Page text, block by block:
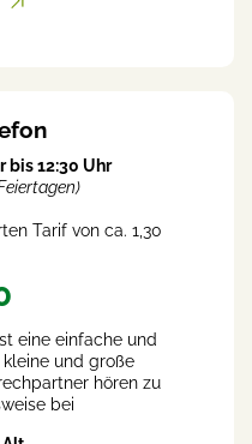
bis 12:30 Uhr
Tarif von ca. 1,30
eine einfache und
und große
hören zu
bei